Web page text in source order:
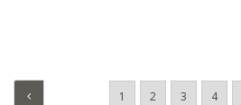
1 2 3 4